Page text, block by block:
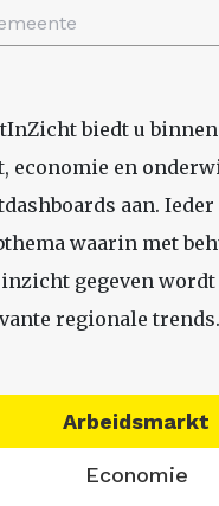
biedt u binnen
economie en
aan. Ieder
waarin met
gegeven wordt
regionale trends.
Arbeidsmarkt
Economie